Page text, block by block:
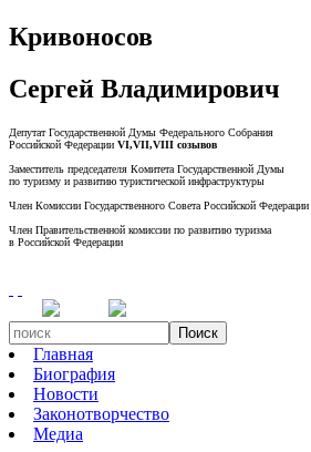
Кривоносов
Сергей Владимирович
Депутат Государственной Думы Федерального Собрания
Российской Федерации VI,VII,VIII созывов
Заместитель председателя Комитета Государственной Думы
по туризму и развитию туристической инфраструктуры
Член Комиссии Государственного Совета Российской
Член Правительственной комиссии по развитию туризма
в Российской Федерации
Поиск
Главная
Биография
Новости
Законотворчество
Медиа